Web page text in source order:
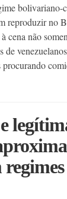
reproduzir no
não
de